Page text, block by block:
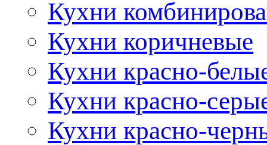
Кухни
Кухни коричневые
Кухни красно-
Кухни красно-
Кухни красно-